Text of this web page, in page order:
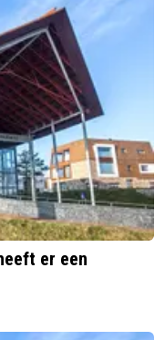
er een